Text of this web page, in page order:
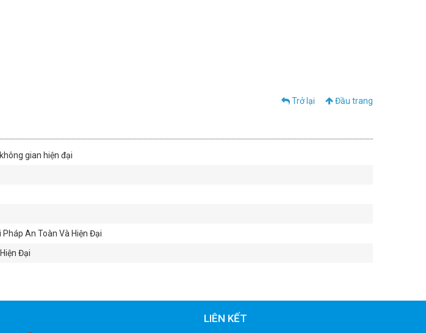
Trở lại Đầu trang
gian hiện đại
An Toàn Và Hiện Đại
Đại
LIÊN KẾT